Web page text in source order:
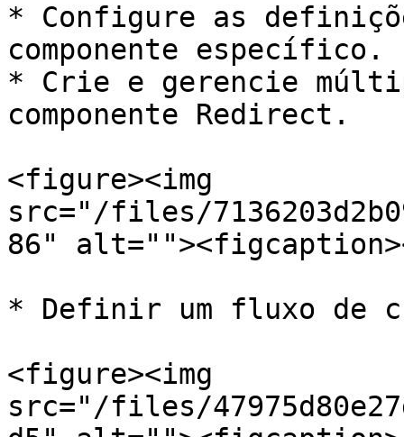
* Configure as
componente específico.
* Crie e gerencie
componente Redirect.
<figure><img
src="/files/
86"
* Definir um fluxo de
<figure><img
src="/files/